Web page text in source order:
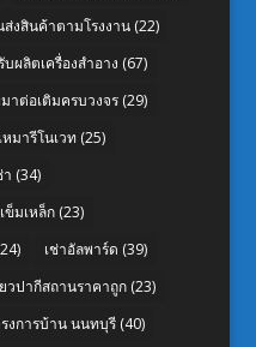
ส่งสินค้าตามโรงงาน(22)
รับผลิตเครื่องสำอาง (67)
มาต่อเติมครบวงจร(29)
หมารีโนเวท (25)
(34)
เข็มเหล็ก(23)
เช่าอัลพาร์ด (39)
วปากีสถานราคาถูก(23)
งการบ้าน นนทบุรี(40)